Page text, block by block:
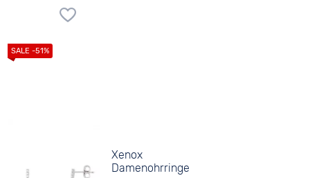
Xenox
Damenohrringe